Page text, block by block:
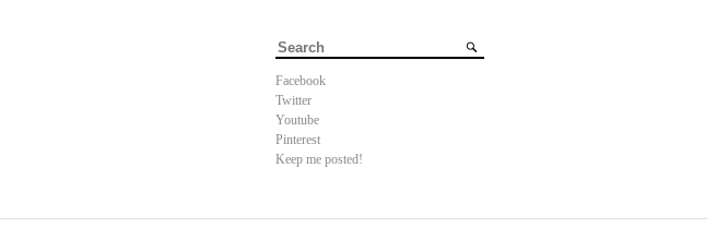
Facebook
Twitter
Youtube
Pinterest
Keep me posted!